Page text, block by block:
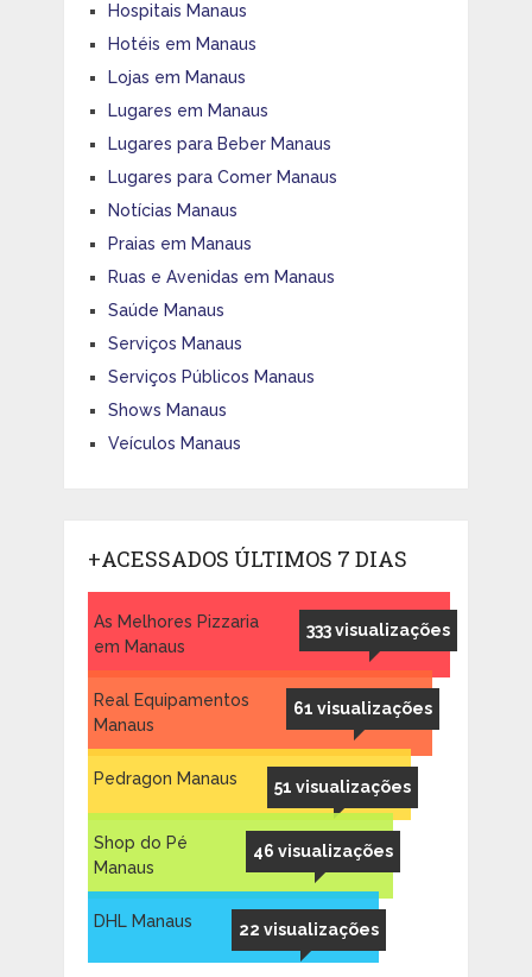
Hospitais Manaus
Hotéis em Manaus
Lojas em Manaus
Lugares em Manaus
Lugares para Beber Manaus
Lugares para Comer Manaus
Notícias Manaus
Praias em Manaus
Ruas e Avenidas em Manaus
Saúde Manaus
Serviços Manaus
Serviços Públicos Manaus
Shows Manaus
Veículos Manaus
+ACESSADOS ÚLTIMOS 7 DIAS
333 visualizações
As Melhores Pizzaria
em Manaus
61 visualizações
Real Equipamentos
Manaus
51 visualizações
Pedragon Manaus
46 visualizações
Shop do Pé
Manaus
22 visualizações
DHL Manaus